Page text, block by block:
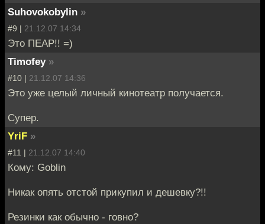
Suhovokobylin »
#9 | 21.12.07 14:34
Это ПЕАР!! =)
Timofey »
#10 | 21.12.07 14:36
Это уже целый личный кинотеатр получается.
Супер.
YriF »
#11 | 21.12.07 14:40
Кому: Goblin
Никак опять отстой прикупил и дешевку?!!
Резинки как обычно - говно?